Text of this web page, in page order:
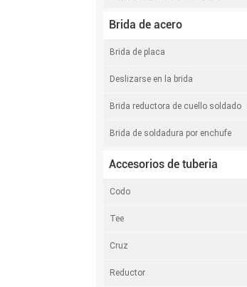
Brida de acero
Brida de placa
Deslizarse en la brida
Brida reductora de cuello soldado
Brida de soldadura por enchufe
Accesorios de tuberia
Codo
Tee
Cruz
Reductor